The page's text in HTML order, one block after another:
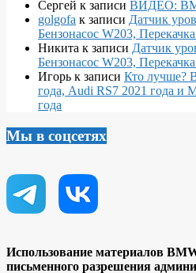
Сергей к записи ВИДЕО:
golgofa к записи Датчик
Бензонасос W203,
Никита к записи Датчик
Бензонасос W203,
Игорь к записи Кто лучше?
года, Audi RS7 2021 года и
года
Мы в соцсетях
Использование материалов
письменного разрешения